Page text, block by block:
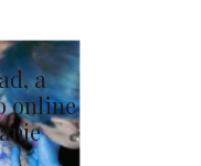
a
online